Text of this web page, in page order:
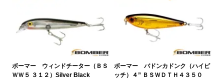
ボーマー ウィンドチーター（ＢＳ
ＷＷ５ ３１２）Silver Black
ボーマー バドンカドンク（ハイピ
ッチ）４” ＢＳＷＤＴＨ４３５０